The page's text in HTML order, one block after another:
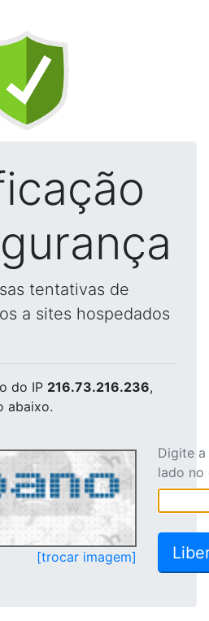
tentativas de
a sites hospedados
do IP 216.73.216.236,
abaixo.
[trocar imagem]
Digite
lado no